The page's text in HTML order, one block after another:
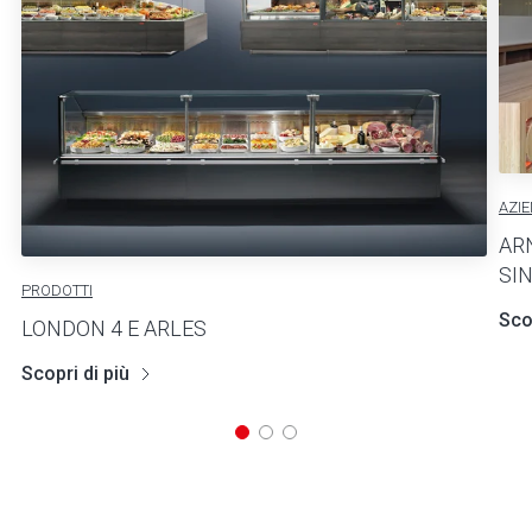
PRODOTTI
LONDON 4 E ARLES
Scopri di più